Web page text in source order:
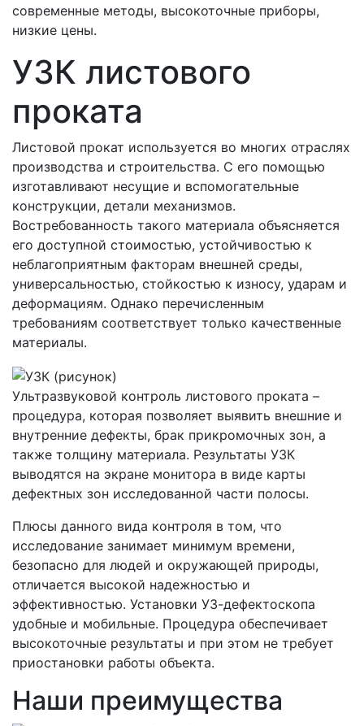
современные методы, высокоточные приборы,
низкие цены.
УЗК листового
проката
Листовой прокат используется во многих отраслях
производства и строительства. С его помощью
изготавливают несущие и вспомогательные
конструкции, детали механизмов.
Востребованность такого материала объясняется
его доступной стоимостью, устойчивостью к
неблагоприятным факторам внешней среды,
универсальностью, стойкостью к износу, ударам и
деформациям. Однако перечисленным
требованиям соответствует только качественные
материалы.
Ультразвуковой контроль листового проката –
процедура, которая позволяет выявить внешние и
внутренние дефекты, брак прикромочных зон, а
также толщину материала. Результаты УЗК
выводятся на экране монитора в виде карты
дефектных зон исследованной части полосы.
Плюсы данного вида контроля в том, что
исследование занимает минимум времени,
безопасно для людей и окружающей природы,
отличается высокой надежностью и
эффективностью. Установки УЗ-дефектоскопа
удобные и мобильные. Процедура обеспечивает
высокоточные результаты и при этом не требует
приостановки работы объекта.
Наши преимущества